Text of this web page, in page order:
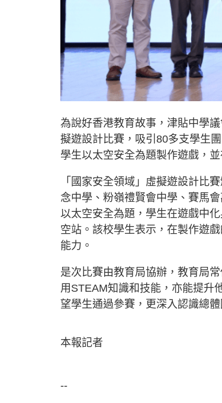
為說好香港教育故事，津貼中學
擬遊設計比賽，吸引80多支學生
學生以太空安全為題製作遊戲，
「國家安全領域」虛擬遊設計比
念中學、粉嶺禮賢會中學、賽馬
以太空安全為題，學生在遊戲中
空站。該校學生表示，在製作遊
能力。
是次比賽由教育局協辦，教育局
用STEAM知識和技能，亦能提升
望學生通過參賽，更深入認識總體
本報記者
--